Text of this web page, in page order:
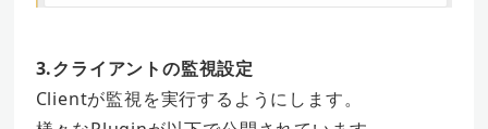
3.クライアントの監視設定
Clientが監視を実行するようにします。